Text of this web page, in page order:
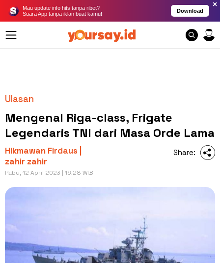
Mau update info hits tanpa ribet?
Suara App tanpa iklan buat kamu!
Download
×
Ulasan
Mengenal Riga-class, Frigate
Legendaris TNI dari Masa Orde Lama
Hikmawan Firdaus |
zahir zahir
Rabu, 12 April 2023 | 16:28 WIB
Share: